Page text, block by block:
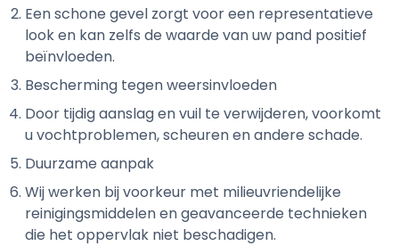
Een schone gevel zorgt voor een representatieve
look en kan zelfs de waarde van uw pand positief
beïnvloeden.
Bescherming tegen weersinvloeden
Door tijdig aanslag en vuil te verwijderen, voorkomt
u vochtproblemen, scheuren en andere schade.
Duurzame aanpak
Wij werken bij voorkeur met milieuvriendelijke
reinigingsmiddelen en geavanceerde technieken
die het oppervlak niet beschadigen.